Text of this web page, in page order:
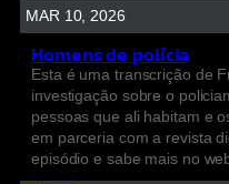
MAR 10, 2026
Homens de polícia
Esta é uma transcrição de
investigação sobre o
pessoas que ali habitam e
em parceria com a revista
episódio e sabe mais no